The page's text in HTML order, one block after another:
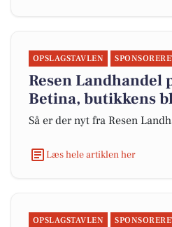
OPSLAGSTAVLEN
Resen
Betina, butikkens
Så er der nyt fra Resen
Læs hele artiklen her
OPSLAGSTAVLEN